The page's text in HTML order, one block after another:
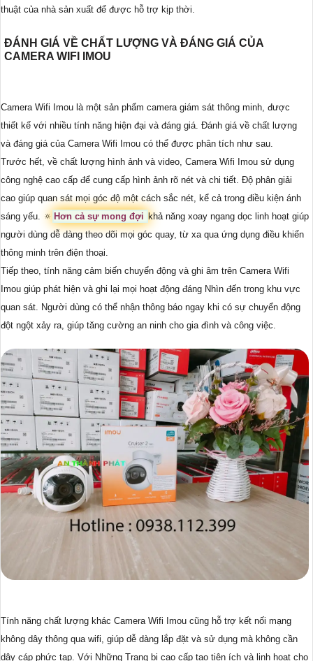
thuật của nhà sản xuất để được hỗ trợ kịp thời.
ĐÁNH GIÁ VỀ CHẤT LƯỢNG VÀ ĐÁNG GIÁ CỦA
CAMERA WIFI IMOU
Camera Wifi Imou là một sản phẩm camera giám sát thông minh, được
thiết kế với nhiều tính năng hiện đại và đáng giá. Đánh giá về chất lượng
và đáng giá của Camera Wifi Imou có thể được phân tích như sau.
Trước hết, về chất lượng hình ảnh và video, Camera Wifi Imou sử dụng
công nghệ cao cấp để cung cấp hình ảnh rõ nét và chi tiết. Độ phân giải
cao giúp quan sát mọi góc độ một cách sắc nét, kể cả trong điều kiện ánh
sáng yếu. 🔅 Hơn cả sự mong đợi khả năng xoay ngang dọc linh hoạt giúp
người dùng dễ dàng theo dõi mọi góc quay, từ xa qua ứng dụng điều khiển
thông minh trên điện thoại.
Tiếp theo, tính năng cảm biến chuyển động và ghi âm trên Camera Wifi
Imou giúp phát hiện và ghi lại mọi hoạt động đáng Nhìn đến trong khu vực
quan sát. Người dùng có thể nhận thông báo ngay khi có sự chuyển động
đột ngột xảy ra, giúp tăng cường an ninh cho gia đình và công việc.
Tính năng chất lượng khác Camera Wifi Imou cũng hỗ trợ kết nối mạng
không dây thông qua wifi, giúp dễ dàng lắp đặt và sử dụng mà không cần
dây cáp phức tạp. Với Những Trang bị cao cấp tạo tiện ích và linh hoạt cho